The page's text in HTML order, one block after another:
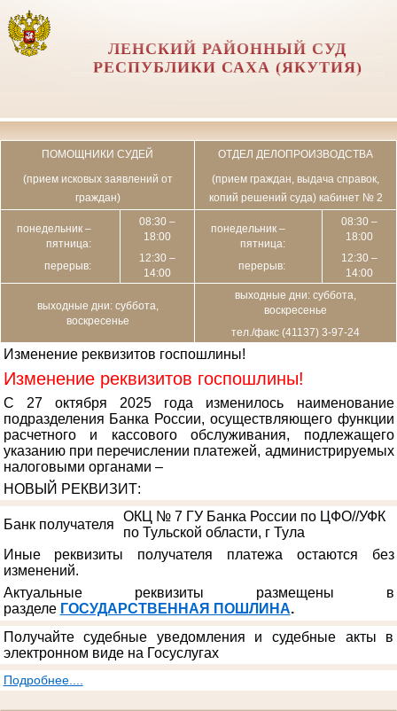
ЛЕНСКИЙ РАЙОННЫЙ СУД
РЕСПУБЛИКИ САХА (ЯКУТИЯ)
ПОМОЩНИКИ СУДЕЙ
(прием исковых заявлений от
граждан)
ОТДЕЛ ДЕЛОПРОИЗВОДСТВА
(прием граждан, выдача справок,
копий решений суда) кабинет № 2
понедельник –
пятница:
перерыв:
08:30 –
18:00
12:30 –
14:00
понедельник –
пятница:
перерыв:
08:30 –
18:00
12:30 –
14:00
выходные дни: суббота,
воскресенье
выходные дни: суббота,
воскресенье
тел./факс (41137) 3-97-24
Изменение реквизитов госпошлины!
Изменение реквизитов госпошлины!
С 27 октября 2025 года изменилось наименование
подразделения Банка России, осуществляющего функции
расчетного и кассового обслуживания, подлежащего
указанию при перечислении платежей, администрируемых
налоговыми органами –
НОВЫЙ РЕКВИЗИТ:
Банк получателя
ОКЦ № 7 ГУ Банка России по ЦФО//УФК
по Тульской области, г Тула
Иные реквизиты получателя платежа остаются без
изменений.
Актуальные реквизиты размещены в
разделе ГОСУДАРСТВЕННАЯ ПОШЛИНА.
Получайте судебные уведомления и судебные акты в
электронном виде на Госуслугах
Подробнее....